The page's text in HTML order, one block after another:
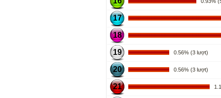
17
18
19 0.56% (3 lượt)
20 0.56% (3 lượt)
21